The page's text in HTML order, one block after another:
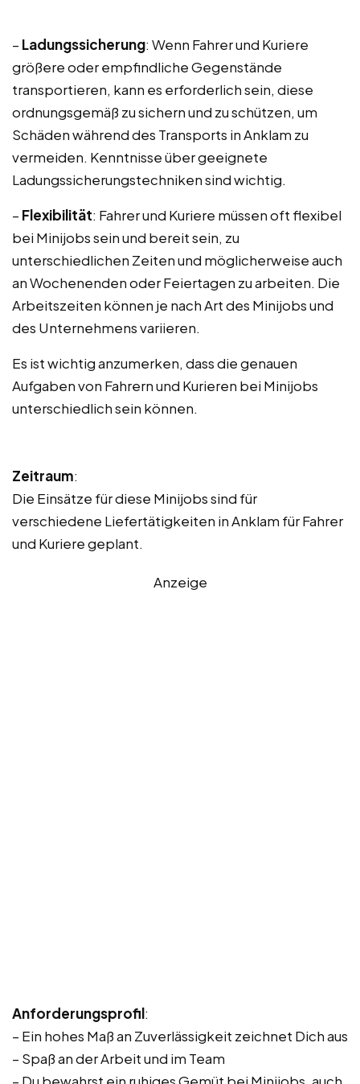
– Ladungssicherung: Wenn Fahrer und Kuriere
größere oder empfindliche Gegenstände
transportieren, kann es erforderlich sein, diese
ordnungsgemäß zu sichern und zu schützen, um
Schäden während des Transports in Anklam zu
vermeiden. Kenntnisse über geeignete
Ladungssicherungstechniken sind wichtig.
– Flexibilität: Fahrer und Kuriere müssen oft flexibel
bei Minijobs sein und bereit sein, zu
unterschiedlichen Zeiten und möglicherweise auch
an Wochenenden oder Feiertagen zu arbeiten. Die
Arbeitszeiten können je nach Art des Minijobs und
des Unternehmens variieren.
Es ist wichtig anzumerken, dass die genauen
Aufgaben von Fahrern und Kurieren bei Minijobs
unterschiedlich sein können.
Zeitraum:
Die Einsätze für diese Minijobs sind für
verschiedene Liefertätigkeiten in Anklam für Fahrer
und Kuriere geplant.
Anzeige
Anforderungsprofil:
– Ein hohes Maß an Zuverlässigkeit zeichnet Dich aus
– Spaß an der Arbeit und im Team